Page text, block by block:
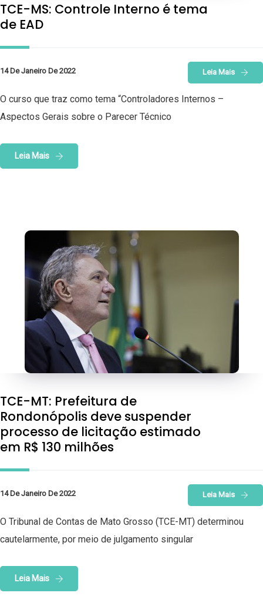
TCE-MS: Controle Interno é tema
de EAD
14 De Janeiro De 2022 Leia Mais
O curso que traz como tema “Controladores Internos –
Aspectos Gerais sobre o Parecer Técnico
Leia Mais
TCE-MT: Prefeitura de
Rondonópolis deve suspender
processo de licitação estimado
em R$ 130 milhões
14 De Janeiro De 2022 Leia Mais
O Tribunal de Contas de Mato Grosso (TCE-MT) determinou
cautelarmente, por meio de julgamento singular
Leia Mais